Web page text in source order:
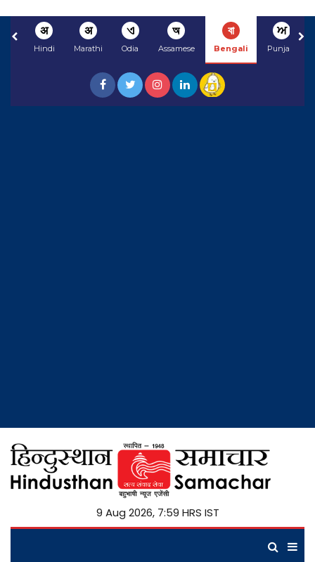
अ
Hindi
अ
Marathi
ଏ
Odia
অ
Assamese
বা
Bengali
ਅ
Punjabi
9 Aug 2026, 7:59 HRS IST